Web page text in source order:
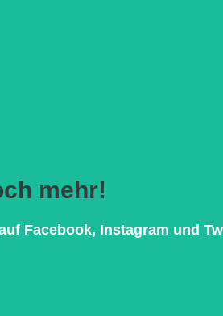
mehr!
Facebook, Instagram und